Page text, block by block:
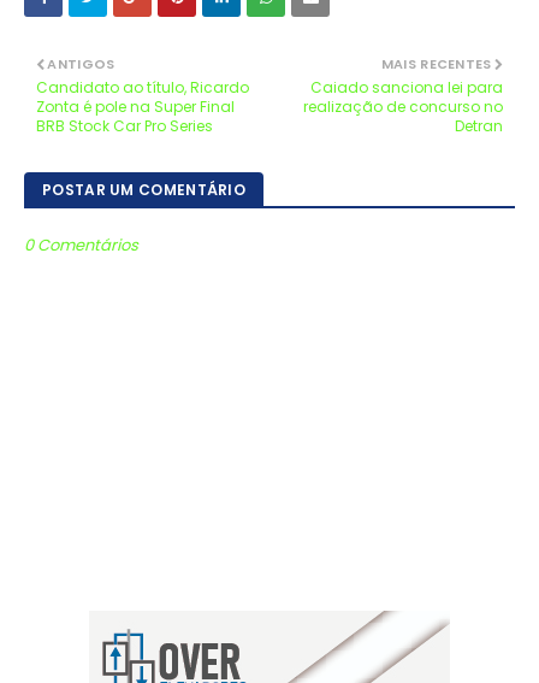
MAIS RECENTES
Caiado sanciona lei para
realização de concurso no
Detran
ANTIGOS
Candidato ao título, Ricardo
Zonta é pole na Super Final
BRB Stock Car Pro Series
POSTAR UM COMENTÁRIO
0 Comentários